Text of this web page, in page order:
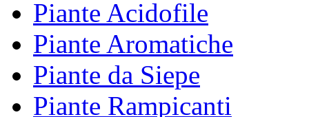
Piante Acidofile
Piante Aromatiche
Piante da Siepe
Piante Rampicanti